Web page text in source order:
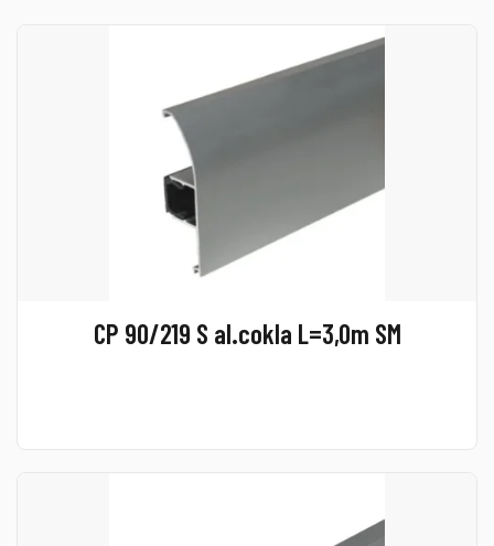
CP 90/219 S al.cokla L=3,0m SM